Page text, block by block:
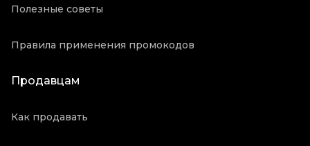
Полезные советы
Правила применения промокодов
Продавцам
Как продавать